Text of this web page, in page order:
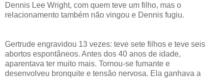
Dennis Lee Wright, com quem teve um filho, mas o
relacionamento também não vingou e Dennis fugiu.
Gertrude engravidou 13 vezes: teve sete filhos e teve seis
abortos espontâneos. Antes dos 40 anos de idade,
aparentava ter muito mais. Tornou-se fumante e
desenvolveu bronquite e tensão nervosa. Ela ganhava a